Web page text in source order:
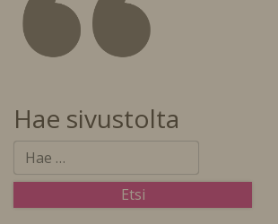
Hae sivustolta